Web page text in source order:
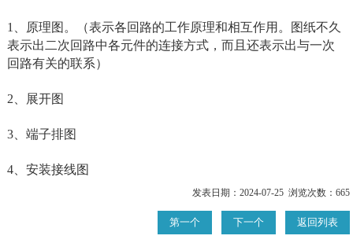
1、原理图。（表示各回路的工作原理和相互作用。图纸不久
表示出二次回路中各元件的连接方式，而且还表示出与一次
回路有关的联系）
2、展开图
3、端子排图
4、安装接线图
发表日期：2024-07-25 浏览次数：665
第一个 下一个 返回列表